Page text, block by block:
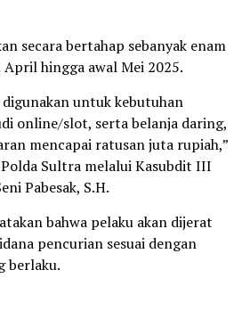
secara bertahap sebanyak enam
hingga awal Mei 2025.
untuk kebutuhan
online/slot, serta belanja daring,
mencapai ratusan juta rupiah,”
Sultra melalui Kasubdit III
Pabesak, S.H.
bahwa pelaku akan dijerat
pencurian sesuai dengan
berlaku.